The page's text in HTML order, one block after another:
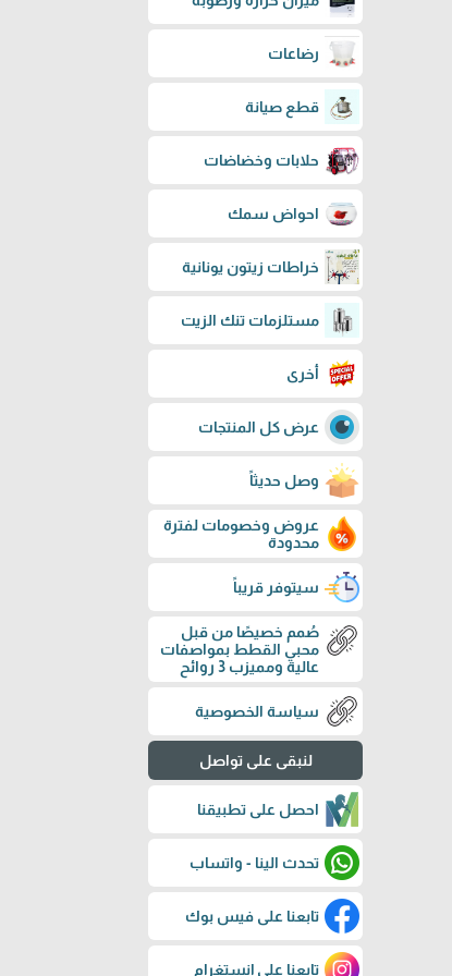
رضاعات
قطع صيانة
حلابات وخضاضات
احواض سمك
خراطات زيتون يونانية
مستلزمات تنك الزيت
أخرى
عرض كل المنتجات
وصل حديثاً
عروض وخصومات لفترة
محدودة
سيتوفر قريباً
صُمم خصيصًا من قبل
محبي القطط بمواصفات
عالية ومميزب 3 روائح
سياسة الخصوصية
لنبقى على تواصل
احصل على تطبيقنا
تحدث الينا - واتساب
تابعنا على فيس بوك
تابعنا على إنستغرام